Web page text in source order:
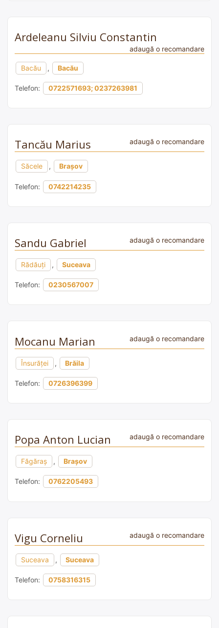
Ardeleanu Silviu Constantin
adaugă o recomandare
Bacău , Bacău
Telefon: 0722571693; 0237263981
Tancău Marius adaugă o recomandare
Săcele , Brașov
Telefon: 0742214235
Sandu Gabriel adaugă o recomandare
Rădăuți , Suceava
Telefon: 0230567007
Mocanu Marian adaugă o recomandare
Însurăţei , Brăila
Telefon: 0726396399
Popa Anton Lucian adaugă o recomandare
Făgăraş , Brașov
Telefon: 0762205493
Vigu Corneliu adaugă o recomandare
Suceava , Suceava
Telefon: 0758316315